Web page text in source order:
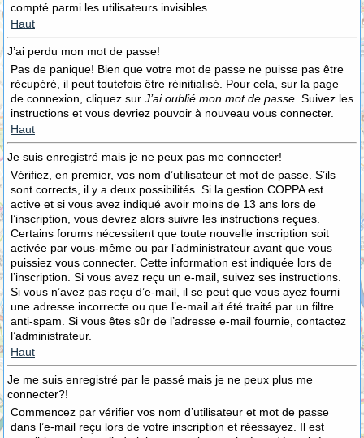
compté parmi les utilisateurs invisibles.
Haut
J’ai perdu mon mot de passe!
Pas de panique! Bien que votre mot de passe ne puisse pas être
récupéré, il peut toutefois être réinitialisé. Pour cela, sur la page
de connexion, cliquez sur J’ai oublié mon mot de passe . Suivez les
instructions et vous devriez pouvoir à nouveau vous connecter.
Haut
Je suis enregistré mais je ne peux pas me connecter!
Vérifiez, en premier, vos nom d’utilisateur et mot de passe. S’ils
sont corrects, il y a deux possibilités. Si la gestion COPPA est
active et si vous avez indiqué avoir moins de 13 ans lors de
l’inscription, vous devrez alors suivre les instructions reçues.
Certains forums nécessitent que toute nouvelle inscription soit
activée par vous-même ou par l’administrateur avant que vous
puissiez vous connecter. Cette information est indiquée lors de
l’inscription. Si vous avez reçu un e-mail, suivez ses instructions.
Si vous n’avez pas reçu d’e-mail, il se peut que vous ayez fourni
une adresse incorrecte ou que l’e-mail ait été traité par un filtre
anti-spam. Si vous êtes sûr de l’adresse e-mail fournie, contactez
l’administrateur.
Haut
Je me suis enregistré par le passé mais je ne peux plus me
connecter?!
Commencez par vérifier vos nom d’utilisateur et mot de passe
dans l’e-mail reçu lors de votre inscription et réessayez. Il est